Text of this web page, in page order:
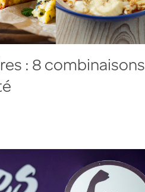
: 8 combinaisons